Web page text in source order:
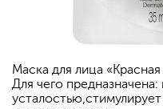
Маска для лица «Красная
Для чего